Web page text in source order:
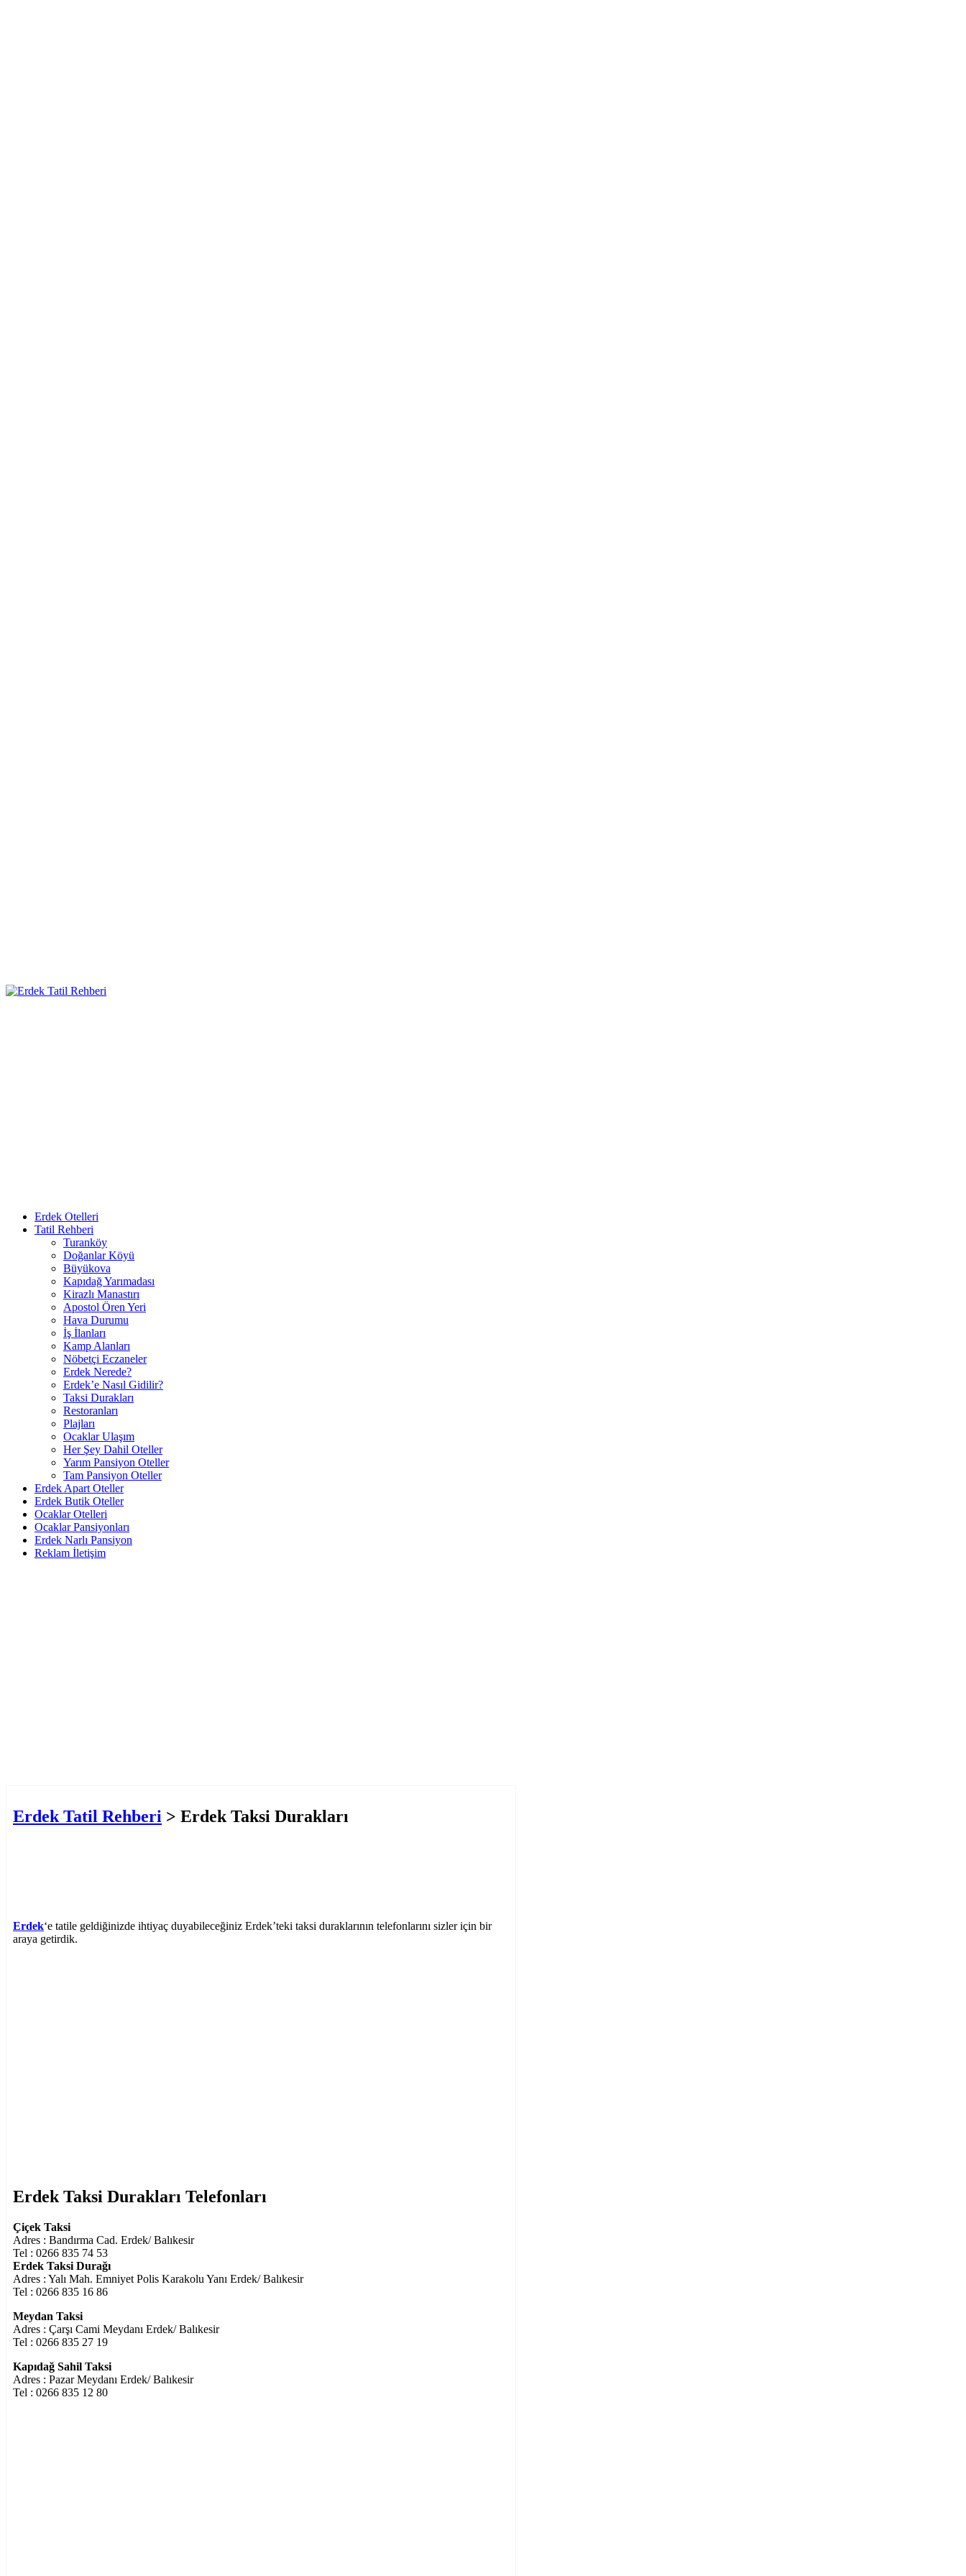
Erdek Otelleri
Tatil Rehberi
Turanköy
Doğanlar Köyü
Büyükova
Kapıdağ Yarımadası
Kirazlı Manastırı
Apostol Ören Yeri
Hava Durumu
İş İlanları
Kamp Alanları
Nöbetçi Eczaneler
Erdek Nerede?
Erdek’e Nasıl Gidilir?
Taksi Durakları
Restoranları
Plajları
Ocaklar Ulaşım
Her Şey Dahil Oteller
Yarım Pansiyon Oteller
Tam Pansiyon Oteller
Erdek Apart Oteller
Erdek Butik Oteller
Ocaklar Otelleri
Ocaklar Pansiyonları
Erdek Narlı Pansiyon
Reklam İletişim
Erdek Tatil Rehberi > Erdek Taksi Durakları
Erdek‘e tatile geldiğinizde ihtiyaç duyabileceğiniz Erdek’teki taksi duraklarının telefonlarını sizler için bir
araya getirdik.
Erdek Taksi Durakları Telefonları
Çiçek Taksi
Adres : Bandırma Cad. Erdek/ Balıkesir
Tel : 0266 835 74 53
Erdek Taksi Durağı
Adres : Yalı Mah. Emniyet Polis Karakolu Yanı Erdek/ Balıkesir
Tel : 0266 835 16 86
Meydan Taksi
Adres : Çarşı Cami Meydanı Erdek/ Balıkesir
Tel : 0266 835 27 19
Kapıdağ Sahil Taksi
Adres : Pazar Meydanı Erdek/ Balıkesir
Tel : 0266 835 12 80